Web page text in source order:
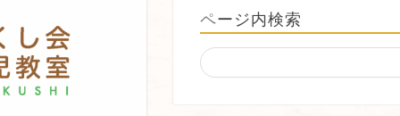
ページ内検索